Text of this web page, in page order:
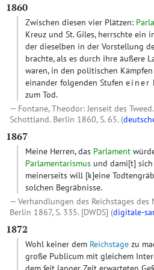
1860
Zwischen diesen vier Plätzen:
Kreuz und St. Giles, herrschte ein
der dieselben in der Vorstellung
brachte, als es durch ihre äußere
waren, in den politischen
einander folgenden Stufen einer
zum Tod.
Fontane, Theodor: Jenseit des
Schottland. Berlin 1860, S. 65. (
1867
Meine Herren, das Parlament
Parlamentarismus und dami[t]
meinerseits will [k]eine
solchen Begräbnisse.
Verhandlungen des Reichstages des
Berlin 1867, S. 335. [DWDS] (digitale-
1872
Wohl keiner dem Reichstage zu
große Publicum mit gleichem